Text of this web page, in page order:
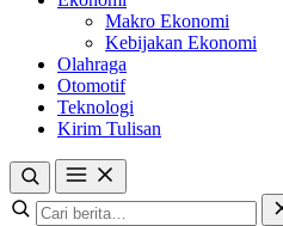
Makro Ekonomi
Kebijakan Ekonomi
Olahraga
Otomotif
Teknologi
Kirim Tulisan